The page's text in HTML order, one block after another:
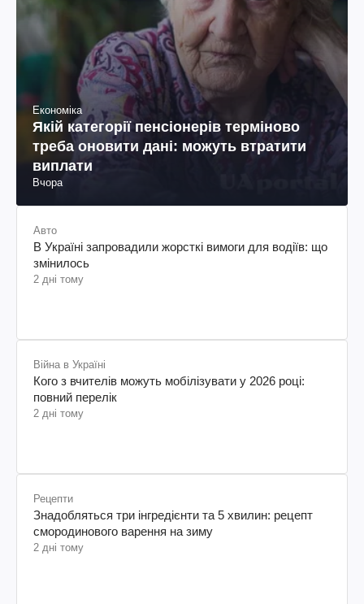
Економіка
Якій категорії пенсіонерів терміново
треба оновити дані: можуть втратити
виплати
Вчора
Авто
В Україні запровадили жорсткі вимоги для водіїв: що
змінилось
2 дні тому
Війна в Україні
Кого з вчителів можуть мобілізувати у 2026 році:
повний перелік
2 дні тому
Рецепти
Знадобляться три інгредієнти та 5 хвилин: рецепт
смородинового варення на зиму
2 дні тому